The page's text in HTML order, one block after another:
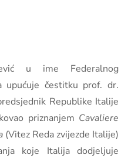
u ime Federalnog
čestitku prof. dr.
Republike Italije
priznanjem Cavaliere
(Vitez Reda zvijezde Italije)
koje Italija dodjeljuje